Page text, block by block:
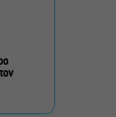
στο
Πειραιά